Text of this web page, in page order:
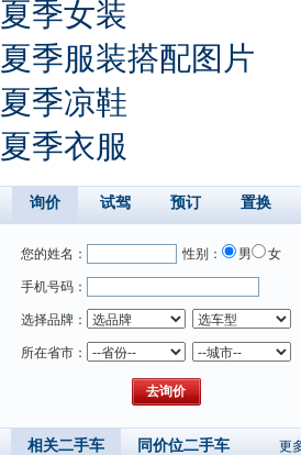
夏季女装
夏季服装搭配图片
夏季凉鞋
夏季衣服
询价 试驾 预订 置换
您的姓名： 性别： 男 女
手机号码：
选择品牌：
所在省市：
相关二手车 同价位二手车 更